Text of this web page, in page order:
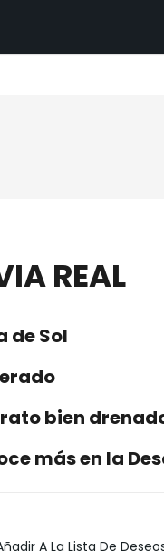
REAL
de Sol
bien
más en la
A La Lista De